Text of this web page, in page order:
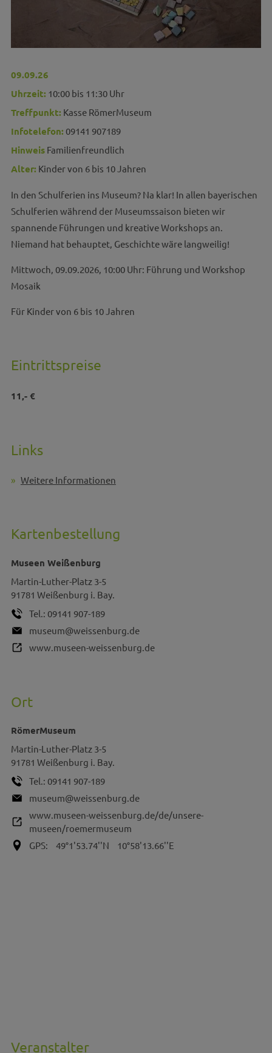
09.09.26
Uhrzeit: 10:00 bis 11:30 Uhr
Treffpunkt: Kasse RömerMuseum
Infotelefon: 09141 907189
HinweisFamilienfreundlich
Alter: Kinder von 6 bis 10 Jahren
In den Schulferien ins Museum? Na klar! In allen bayerischen
Schulferien während der Museumssaison bieten wir
spannende Führungen und kreative Workshops an.
Niemand hat behauptet, Geschichte wäre langweilig!
Mittwoch, 09.09.2026, 10:00 Uhr: Führung und Workshop
Mosaik
Für Kinder von 6 bis 10 Jahren
Eintrittspreise
11,- €
Links
Weitere Informationen
Kartenbestellung
Museen Weißenburg
Martin-Luther-Platz 3-5
91781 Weißenburg i. Bay.
Tel.: 09141 907-189
museum@weissenburg.de
www.museen-weissenburg.de
Ort
RömerMuseum
Martin-Luther-Platz 3-5
91781 Weißenburg i. Bay.
Tel.: 09141 907-189
museum@weissenburg.de
www.museen-weissenburg.de/de/unsere-
museen/roemermuseum
GPS:
49°1'53.74''N 10°58'13.66''E
Veranstalter